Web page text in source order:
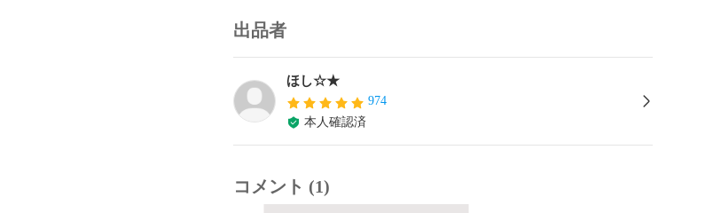
出品者
ほし☆★
974
本人確認済
コメント (1)